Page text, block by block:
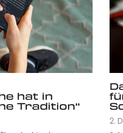
hat in
Tradition“
2.